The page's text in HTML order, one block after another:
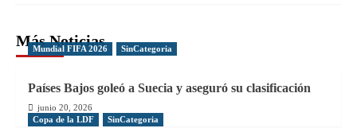
Más Noticias
Mundial FIFA 2026 SinCategoria
Países Bajos goleó a Suecia y aseguró su clasificación
junio 20, 2026
Copa de la LDF
SinCategoria